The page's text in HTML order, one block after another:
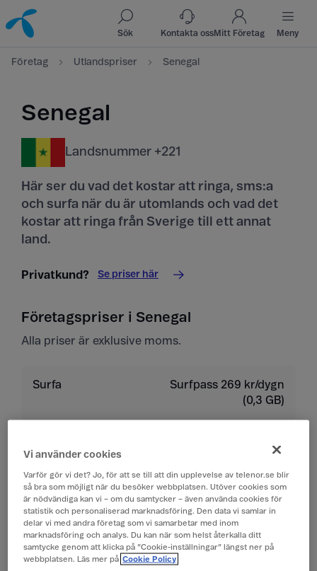
Till innehåll
Till sök
Sök Kontakta ossMitt Företag Meny
Företag Utlandspriser Senegal
Senegal
Landsnummer +221
Här ser du vad det kostar att ringa, sms:a
och surfa när du är utomlands och vad det
kostar att ringa från Sverige till ett annat
land.
Privatkund? Se priser här
Företagspriser i Senegal
Alla priser är exklusive moms.
Surfa
Surfpass 269 kr/dygn
(0,3 GB)
Ta emot samtal 19 kr/min
Lyssna på röstbrevlåda 19 kr/min
Skicka sms 4 kr/st
Vi använder cookies
Varför gör vi det? Jo, för att se till att din upplevelse av telenor.se blir
så bra som möjligt när du besöker webbplatsen. Utöver cookies som
är nödvändiga kan vi – om du samtycker – även använda cookies för
statistik och personaliserad marknadsföring. Den data vi samlar in
delar vi med andra företag som vi samarbetar med inom
marknadsföring och analys. Du kan när som helst återkalla ditt
samtycke genom att klicka på ”Cookie-inställningar” längst ner på
webbplatsen. Läs mer på Cookie Policy